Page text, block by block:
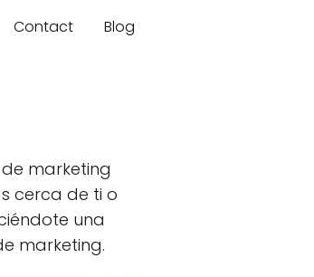
Contact Blog
marketing
cerca de ti o
una
marketing.